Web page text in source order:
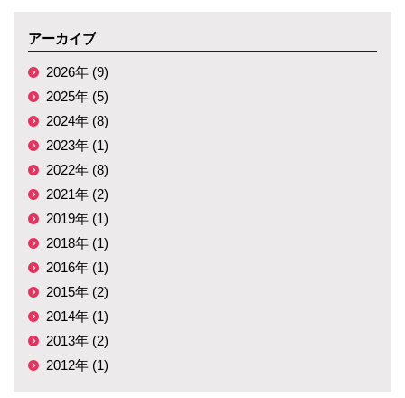
アーカイブ
2026年 (9)
2025年 (5)
2024年 (8)
2023年 (1)
2022年 (8)
2021年 (2)
2019年 (1)
2018年 (1)
2016年 (1)
2015年 (2)
2014年 (1)
2013年 (2)
2012年 (1)